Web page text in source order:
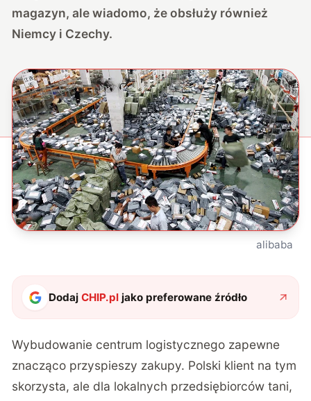
magazyn, ale wiadomo, że obsłuży również
Niemcy i Czechy.
alibaba
DodajCHIP.pl jako preferowane źródło
Wybudowanie centrum logistycznego zapewne
znacząco przyspieszy zakupy. Polski klient na tym
skorzysta, ale dla lokalnych przedsiębiorców tani,